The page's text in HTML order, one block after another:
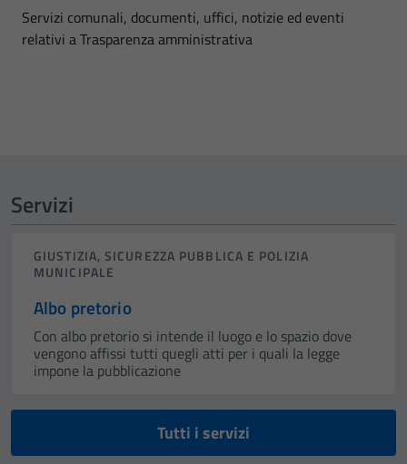
Dettagli dell'argomento
Servizi comunali, documenti, uffici, notizie ed eventi
relativi a Trasparenza amministrativa
Servizi
GIUSTIZIA, SICUREZZA PUBBLICA E POLIZIA
MUNICIPALE
Albo pretorio
Con albo pretorio si intende il luogo e lo spazio dove
vengono affissi tutti quegli atti per i quali la legge
impone la pubblicazione
Tutti i servizi